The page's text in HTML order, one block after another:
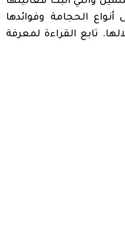
الحجامة وفوائدها
تابع القراءة لمعرفة